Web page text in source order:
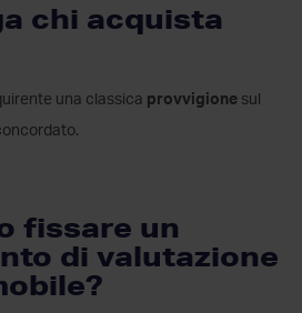
chi acquista
una classica provvigione sul
fissare un
di valutazione